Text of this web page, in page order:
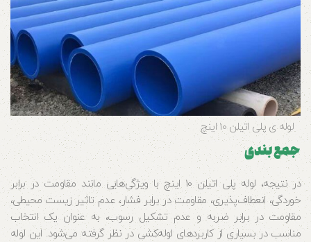
لوله ی پلی اتیلن 10 اینچ
جمع بندی
در نتیجه، لوله پلی اتیلن 10 اینچ با ویژگی‌هایی مانند مقاومت در برابر
خوردگی، انعطاف‌پذیری، مقاومت در برابر فشار، عدم تاثیر زیست محیطی،
مقاومت در برابر ضربه و عدم تشکیل رسوب، به عنوان یک انتخاب
مناسب در بسیاری از کاربردهای لوله‌کشی در نظر گرفته می‌شود. این لوله